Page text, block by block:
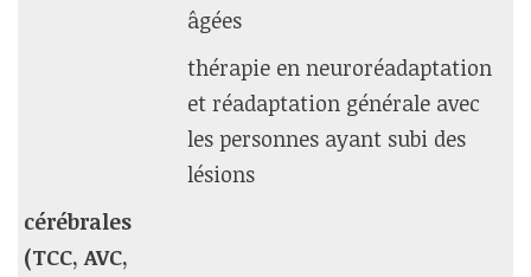
âgées
thérapie en neuroréadaptation
et réadaptation générale avec
les personnes ayant subi des
lésions
cérébrales
(TCC, AVC,